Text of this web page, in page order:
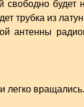
свободно
трубка из
антенны
легко